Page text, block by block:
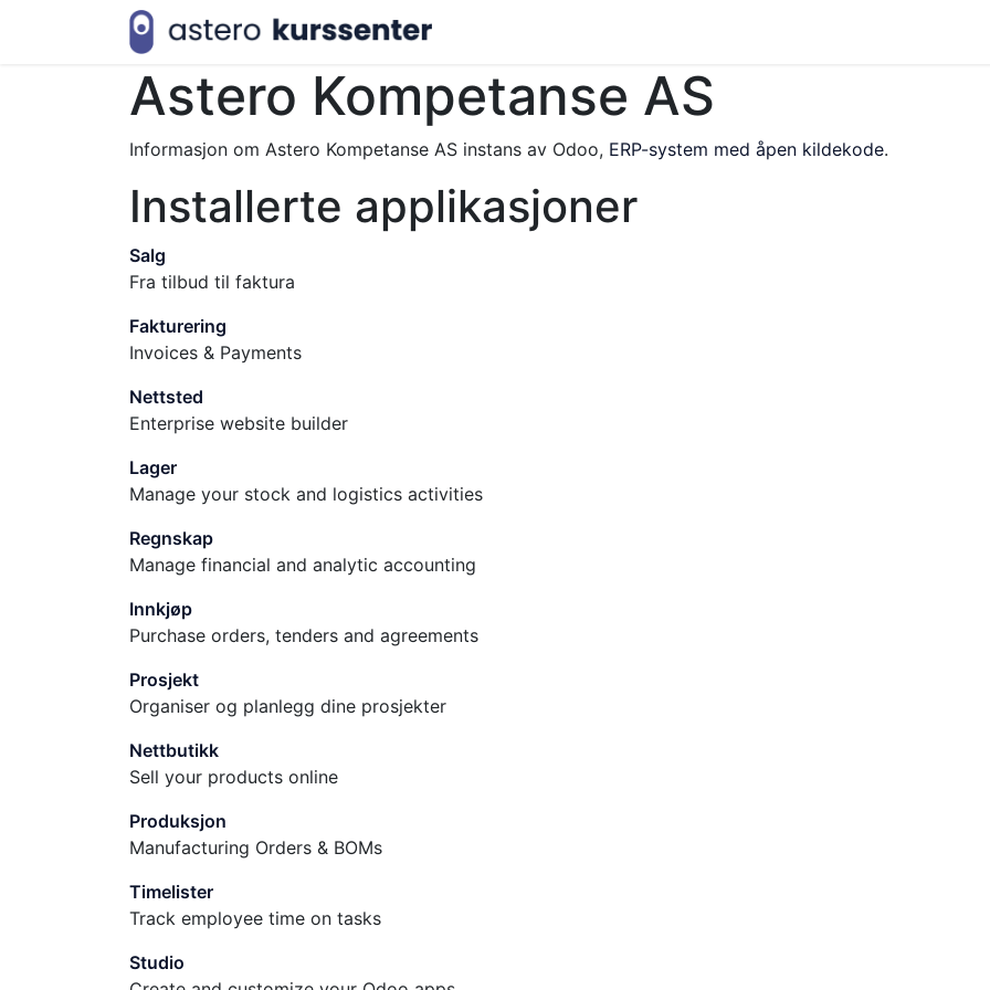
Astero Kompetanse AS
Informasjon om Astero Kompetanse AS instans av Odoo, ERP-system med åpen kildekode.
Installerte applikasjoner
Salg
Fra tilbud til faktura
Fakturering
Invoices & Payments
Nettsted
Enterprise website builder
Lager
Manage your stock and logistics activities
Regnskap
Manage financial and analytic accounting
Innkjøp
Purchase orders, tenders and agreements
Prosjekt
Organiser og planlegg dine prosjekter
Nettbutikk
Sell your products online
Produksjon
Manufacturing Orders & BOMs
Timelister
Track employee time on tasks
Studio